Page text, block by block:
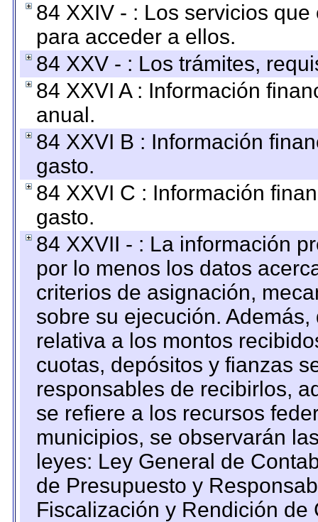
84 XXIV - : Los servicios
para acceder a ellos.
84 XXV - : Los trámites,
84 XXVI A : Información
anual.
84 XXVI B : Información
gasto.
84 XXVI C : Información
gasto.
84 XXVII - : La información
por lo menos los datos
criterios de asignación,
sobre su ejecución.
relativa a los montos
cuotas, depósitos y fianzas
responsables de recibirlos,
se refiere a los recursos
municipios, se observarán
leyes: Ley General de
de Presupuesto y
Fiscalización y Rendición